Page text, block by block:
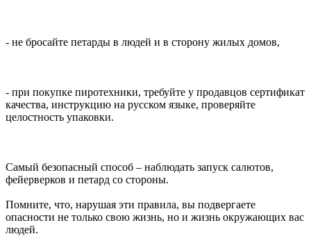
- не бросайте петарды в людей и в сторону жилых домов,
- при покупке пиротехники, требуйте у продавцов сертификат
качества, инструкцию на русском языке, проверяйте
целостность упаковки.
Самый безопасный способ – наблюдать запуск салютов,
фейерверков и петард со стороны.
Помните, что, нарушая эти правила, вы подвергаете
опасности не только свою жизнь, но и жизнь окружающих вас
людей.